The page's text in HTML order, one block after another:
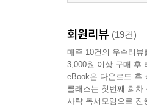
회원리뷰 (19건)
매주 10건의 우수리
3,000원 이상 구매 후
eBook은 다운로드 후
클래스는 첫번째 회
사락 독서모임으로 진